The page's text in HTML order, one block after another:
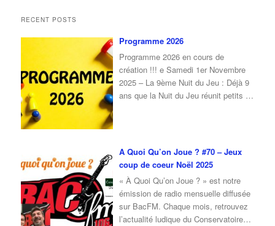
RECENT POSTS
Programme 2026
Programme 2026 en cours de
création !!! e Samedi 1er Novembre
2025 – La 9ème Nuit du Jeu : Déjà 9
ans que la Nuit du Jeu réunit petits et
1er novembre 2025, de 16 h à…
A Quoi Qu’on Joue ? #70 – Jeux
coup de coeur Noël 2025
« À Quoi Qu’on Joue ? » est notre
émission de radio mensuelle diffusée
sur BacFM. Chaque mois, retrouvez
l’actualité ludique du Conservatoire